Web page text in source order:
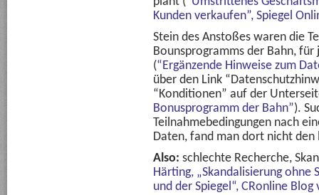
Kunden verkaufen”, Spiegel
Stein des Anstoßes waren die
Bounsprogramms der Bahn,
(“Ergänzende Hinweise zum
über den Link
“Konditionen” auf der
Bonusprogramm der Bahn”).
Teilnahmebedingungen nach
Daten, fand man dort nicht
Also: schlechte Recherche,
Härting, „Skandalisierung ohne
und der Spiegel“, CRonline Blog